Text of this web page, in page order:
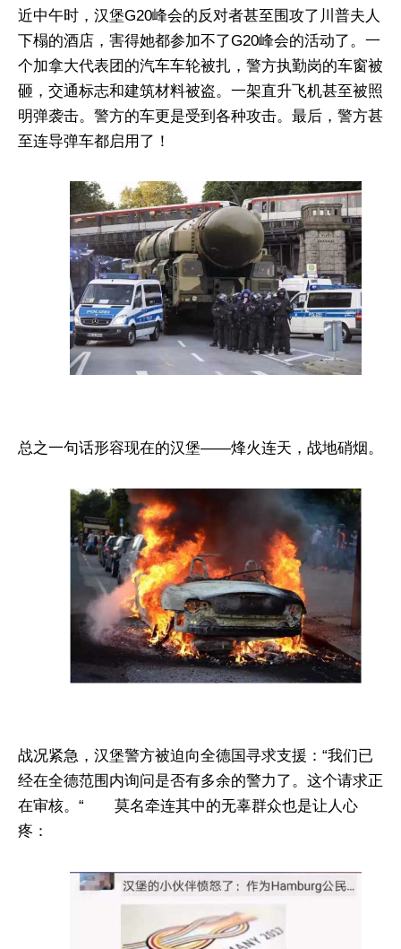
近中午时，汉堡G20峰会的反对者甚至围攻了川普夫人
下榻的酒店，害得她都参加不了G20峰会的活动了。一
个加拿大代表团的汽车车轮被扎，警方执勤岗的车窗被
砸，交通标志和建筑材料被盗。一架直升飞机甚至被照
明弹袭击。警方的车更是受到各种攻击。最后，警方甚
至连导弹车都启用了！
总之一句话形容现在的汉堡——烽火连天，战地硝烟。
战况紧急，汉堡警方被迫向全德国寻求支援：“我们已
经在全德范围内询问是否有多余的警力了。这个请求正
在审核。“ 莫名牵连其中的无辜群众也是让人心
疼：